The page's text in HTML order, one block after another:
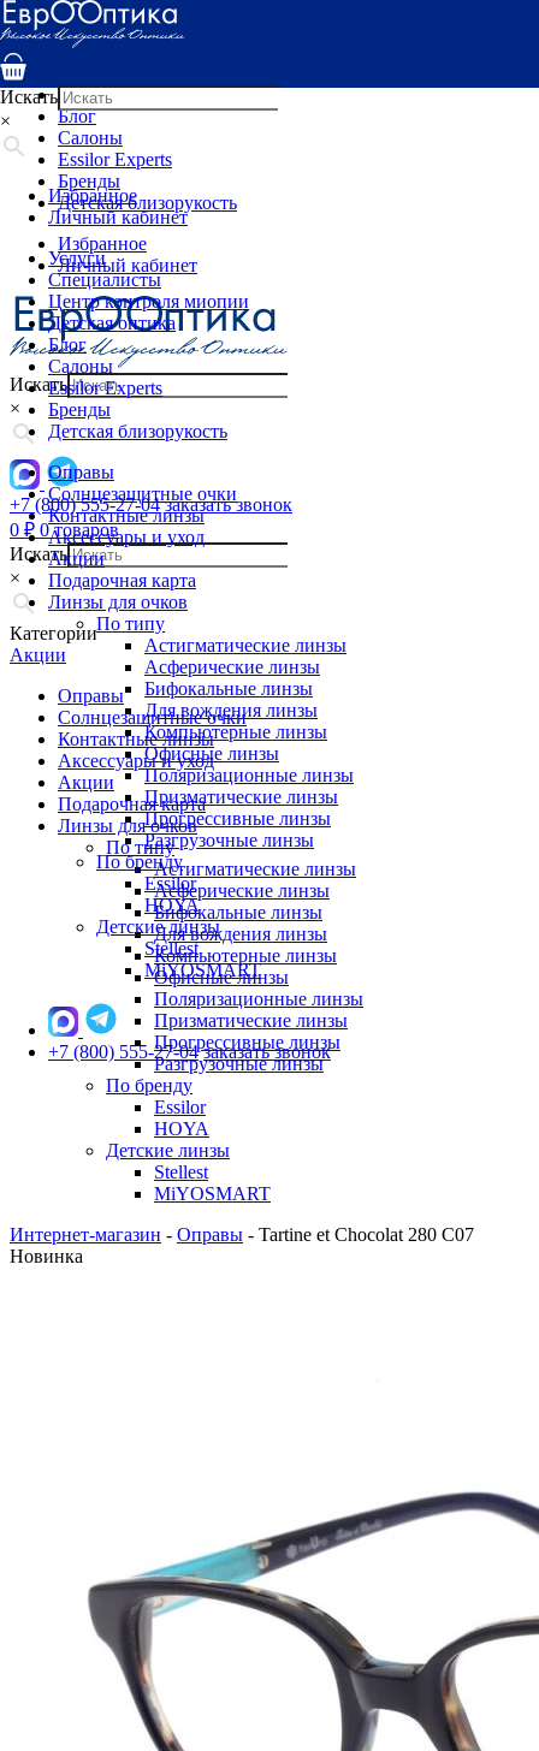
Услуги
Специалисты
Детская оптика
Блог
Салоны
Essilor Experts
Бренды
Детская близорукость
Избранное
Личный кабинет
Искать
×
+7 (800) 555-27-04 заказать звонок
0 ₽ 0 товаров
Искать
×
Категории
Акции
Оправы
Солнцезащитные очки
Контактные линзы
Аксессуары и уход
Акции
Подарочная карта
Линзы для очков
По типу
Астигматические линзы
Асферические линзы
Бифокальные линзы
Для вождения линзы
Компьютерные линзы
Офисные линзы
Поляризационные линзы
Призматические линзы
Прогрессивные линзы
Разгрузочные линзы
По бренду
Essilor
HOYA
Детские линзы
Stellest
MiYOSMART
Искать
×
Избранное
Личный кабинет
Услуги
Специалисты
Центр контроля миопии
Детская оптика
Блог
Салоны
Essilor Experts
Бренды
Детская близорукость
Оправы
Солнцезащитные очки
Контактные линзы
Аксессуары и уход
Акции
Подарочная карта
Линзы для очков
По типу
Астигматические линзы
Асферические линзы
Бифокальные линзы
Для вождения линзы
Компьютерные линзы
Офисные линзы
Поляризационные линзы
Призматические линзы
Прогрессивные линзы
Разгрузочные линзы
По бренду
Essilor
HOYA
Детские линзы
Stellest
MiYOSMART
+7 (800) 555-27-04 заказать звонок
Интернет-магазин - Оправы - Tartine et Chocolat 280 С07
Новинка